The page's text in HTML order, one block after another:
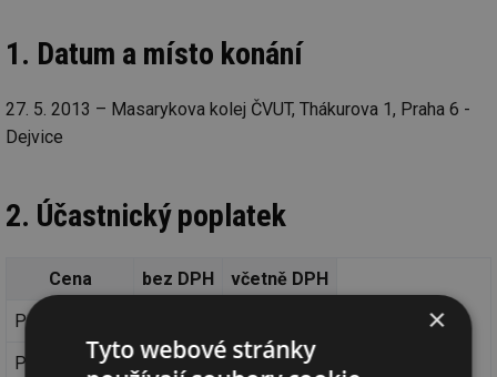
1. Datum a místo konání
27. 5. 2013 – Masarykova kolej ČVUT, Thákurova 1, Praha 6 -
Dejvice
2. Účastnický poplatek
Cena bez DPH
včetně DPH
Pro členy STP
Pro ostatní
1388 Kč 1680 Kč
×
Tyto webové stránky